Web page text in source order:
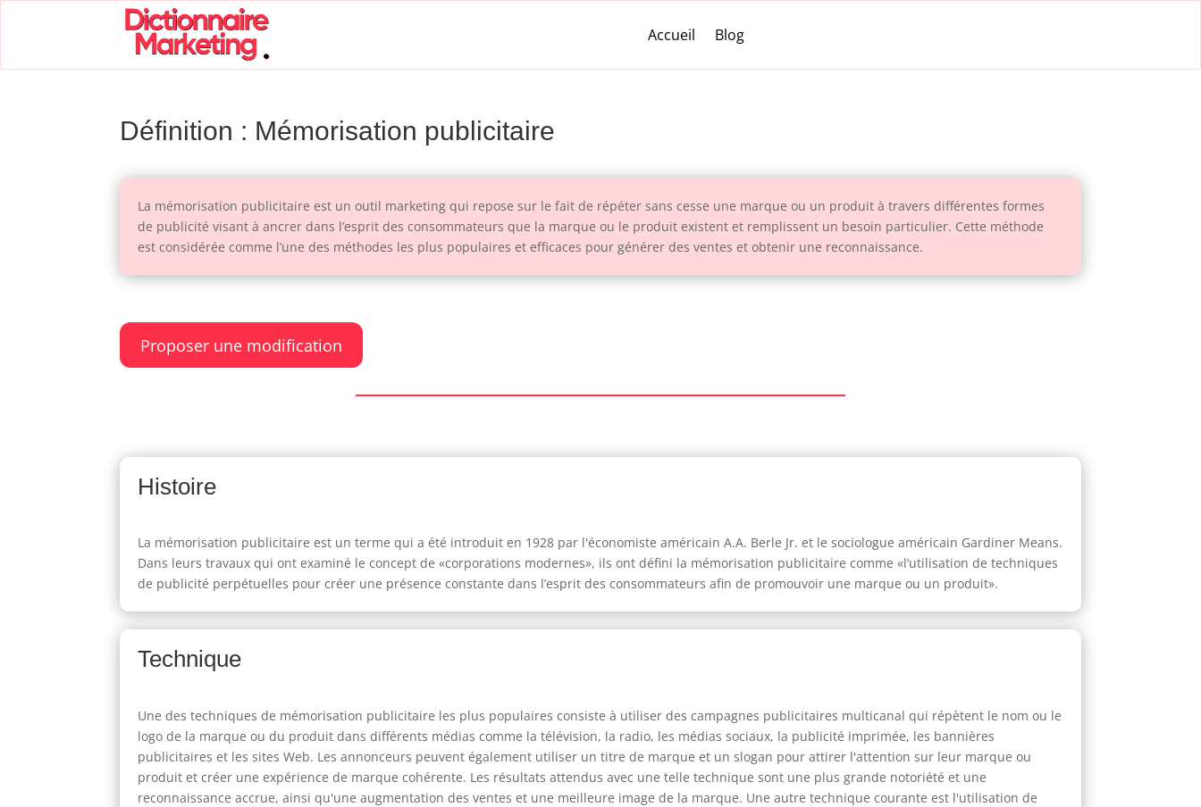
Accueil Blog
Définition : Mémorisation publicitaire
La mémorisation publicitaire est un outil marketing qui repose sur le fait de répéter sans cesse une marque ou un produit à travers différentes formes
de publicité visant à ancrer dans l’esprit des consommateurs que la marque ou le produit existent et remplissent un besoin particulier. Cette méthode
est considérée comme l’une des méthodes les plus populaires et efficaces pour générer des ventes et obtenir une reconnaissance.
Proposer une modification
Histoire
La mémorisation publicitaire est un terme qui a été introduit en 1928 par l'économiste américain A.A. Berle Jr. et le sociologue américain Gardiner Means.
Dans leurs travaux qui ont examiné le concept de «corporations modernes», ils ont défini la mémorisation publicitaire comme «l’utilisation de techniques
de publicité perpétuelles pour créer une présence constante dans l’esprit des consommateurs afin de promouvoir une marque ou un produit».
Technique
Une des techniques de mémorisation publicitaire les plus populaires consiste à utiliser des campagnes publicitaires multicanal qui répètent le nom ou le
logo de la marque ou du produit dans différents médias comme la télévision, la radio, les médias sociaux, la publicité imprimée, les bannières
publicitaires et les sites Web. Les annonceurs peuvent également utiliser un titre de marque et un slogan pour attirer l'attention sur leur marque ou
produit et créer une expérience de marque cohérente. Les résultats attendus avec une telle technique sont une plus grande notoriété et une
reconnaissance accrue, ainsi qu'une augmentation des ventes et une meilleure image de la marque. Une autre technique courante est l'utilisation de